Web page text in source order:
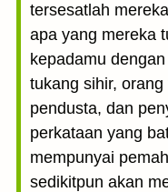
tersesatlah
apa yang mereka
kepadamu
tukang sihir,
pendusta, dan
perkataan yang
mempunyai
sedikitpun akan